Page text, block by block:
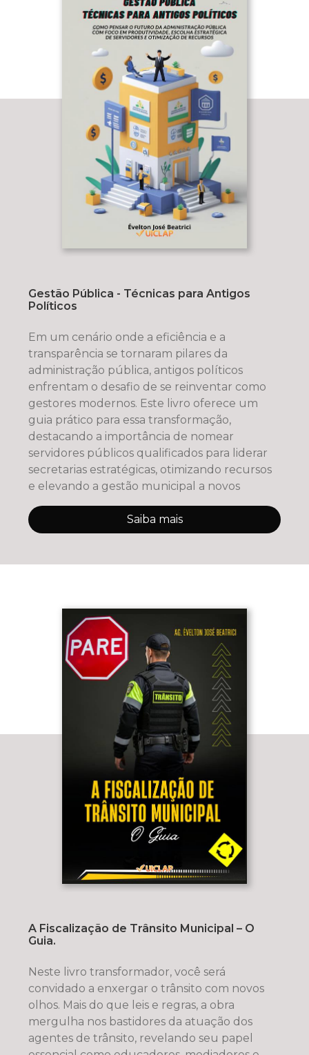
Gestão Pública - Técnicas para Antigos
Políticos
Em um cenário onde a eficiência e a
transparência se tornaram pilares da
administração pública, antigos políticos
enfrentam o desafio de se reinventar como
gestores modernos. Este livro oferece um
guia prático para essa transformação,
destacando a importância de nomear
servidores públicos qualificados para liderar
secretarias estratégicas, otimizando recursos
e elevando a gestão municipal a novos
Saiba mais
A Fiscalização de Trânsito Municipal – O
Guia.
Neste livro transformador, você será
convidado a enxergar o trânsito com novos
olhos. Mais do que leis e regras, a obra
mergulha nos bastidores da atuação dos
agentes de trânsito, revelando seu papel